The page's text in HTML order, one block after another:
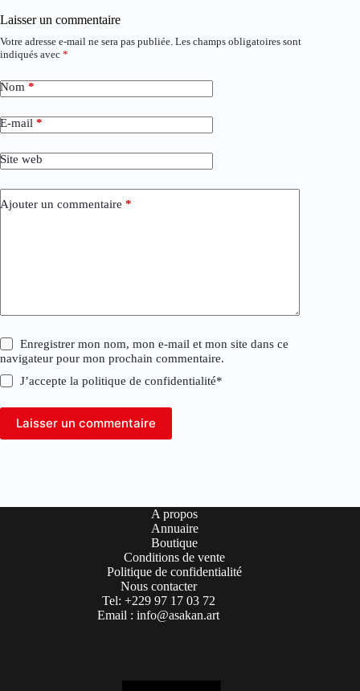
Laisser un commentaire
Votre adresse e-mail ne sera pas publiée. Les champs obligatoires sont
indiqués avec *
Nom *
E-mail *
Site web
Ajouter un commentaire *
Enregistrer mon nom, mon e-mail et mon site dans ce
navigateur pour mon prochain commentaire.
J’accepte lapolitique de confidentialité*
Laisser un commentaire
A propos
Annuaire
Boutique
Conditions de vente
Politique de confidentialité
Nous contacter
Tel: +229 97 17 03 72
Email : info@asakan.art